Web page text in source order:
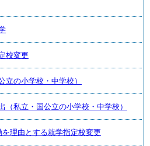
校変更
立の小学校・中学校）
（私立・国公立の小学校・中学校）
を理由とする就学指定校変更